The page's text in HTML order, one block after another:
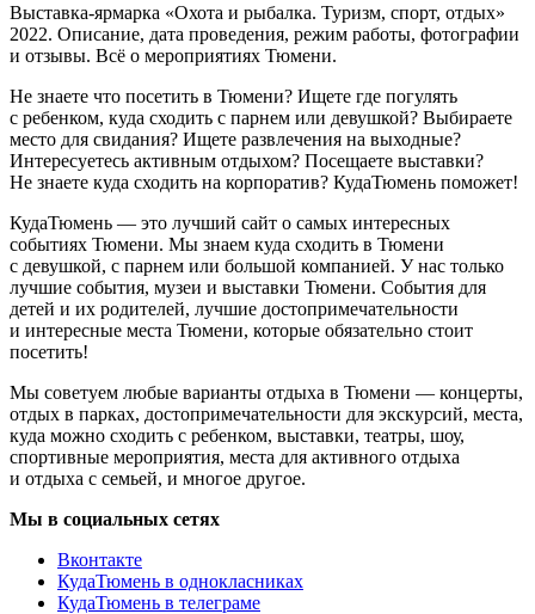
Выставка-ярмарка «Охота и рыбалка. Туризм, спорт, отдых»
2022. Описание, дата проведения, режим работы, фотографии
и отзывы. Всё о мероприятиях Тюмени.
Не знаете что посетить в Тюмени? Ищете где погулять
с ребенком, куда сходить с парнем или девушкой? Выбираете
место для свидания? Ищете развлечения на выходные?
Интересуетесь активным отдыхом? Посещаете выставки?
Не знаете куда сходить на корпоратив? КудаТюмень поможет!
КудаТюмень — это лучший сайт о самых интересных
событиях Тюмени. Мы знаем куда сходить в Тюмени
с девушкой, с парнем или большой компанией. У нас только
лучшие события, музеи и выставки Тюмени. События для
детей и их родителей, лучшие достопримечательности
и интересные места Тюмени, которые обязательно стоит
посетить!
Мы советуем любые варианты отдыха в Тюмени — концерты,
отдых в парках, достопримечательности для экскурсий, места,
куда можно сходить с ребенком, выставки, театры, шоу,
спортивные мероприятия, места для активного отдыха
и отдыха с семьей, и многое другое.
Мы в социальных сетях
Вконтакте
КудаТюмень в однокласниках
КудаТюмень в телеграме